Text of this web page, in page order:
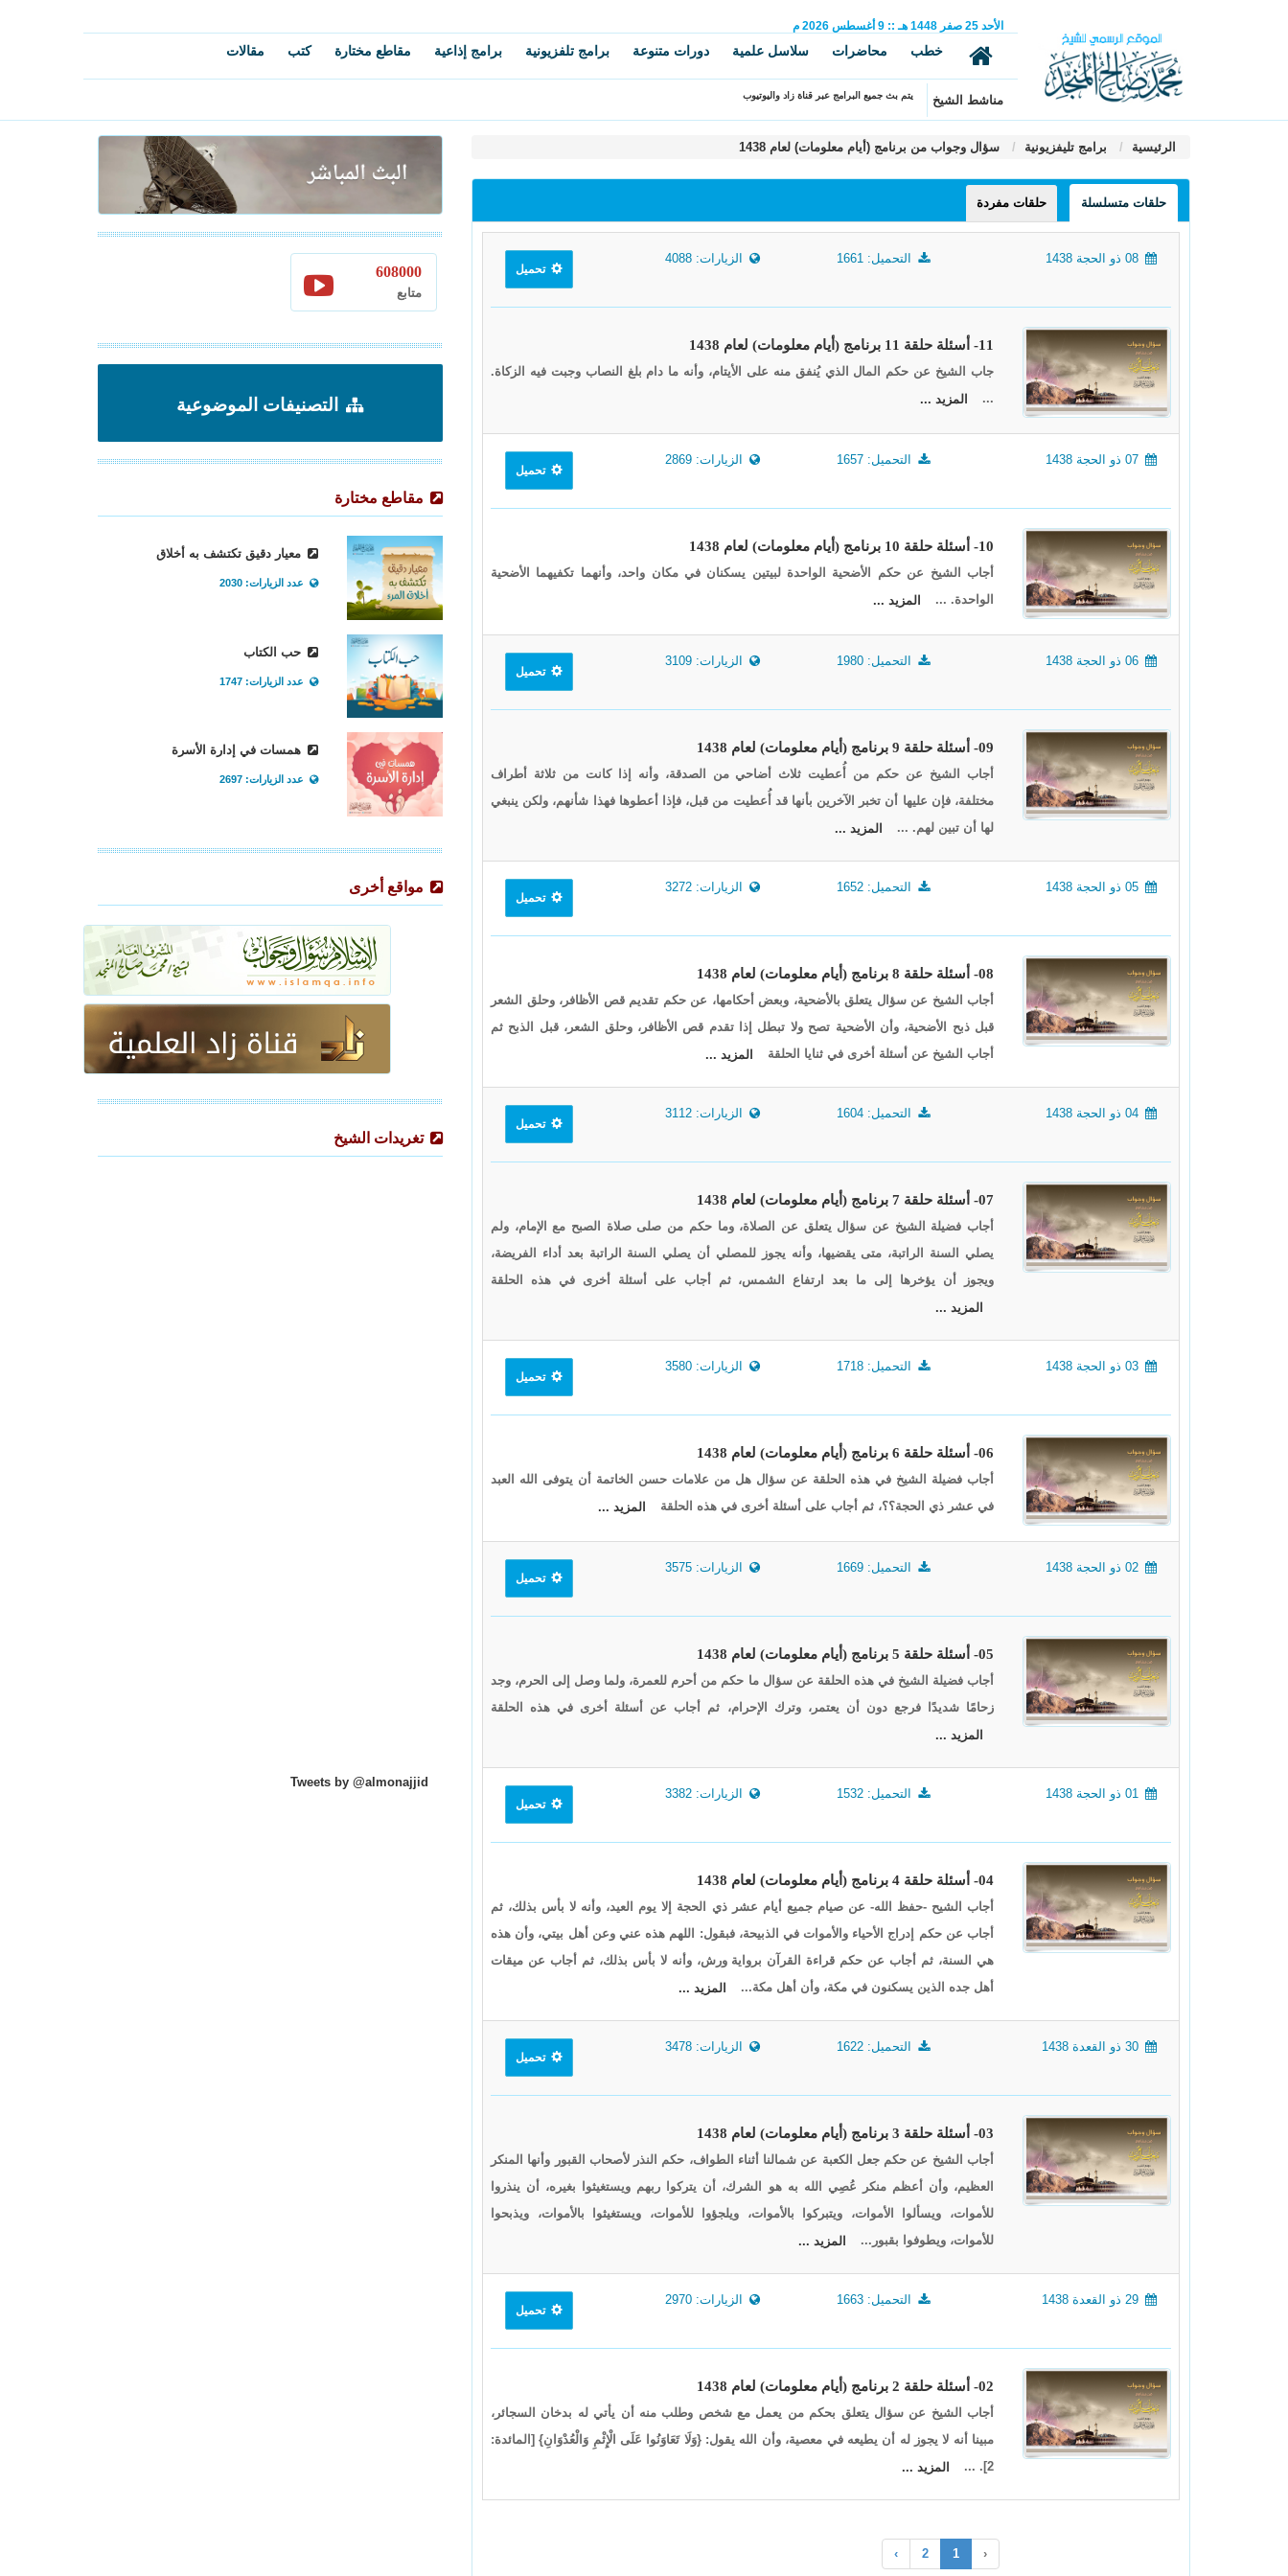
الأحد 25 صفر 1448 هـ ::
9 أغسطس 2026 م
خطب محاضرات سلاسل علمية دورات متنوعة برامج تلفزيونية برامج إذاعية مقاطع مختارة كتب مقالات
مناشط الشيخ يتم بث جميع البرامج عبر قناة زاد واليوتيوب
الرئيسية برامج تليفزيونية سؤال وجواب من برنامج (أيام معلومات) لعام 1438
حلقات متسلسلة حلقات مفردة
التحميل: 1661 الزيارات: 4088
تحميل
11- أسئلة حلقة 11 برنامج (أيام معلومات) لعام 1438
جاب الشيخ عن حكم المال الذي يُنفق منه على الأيتام، وأنه ما دام بلغ النصاب وجبت فيه الزكاة.
...
المزيد ...
التحميل: 1657 الزيارات: 2869
تحميل
10- أسئلة حلقة 10 برنامج (أيام معلومات) لعام 1438
أجاب الشيخ عن حكم الأضحية الواحدة لبيتين يسكنان في مكان واحد، وأنهما تكفيهما الأضحية
الواحدة. ...
المزيد ...
التحميل: 1980 الزيارات: 3109
تحميل
09- أسئلة حلقة 9 برنامج (أيام معلومات) لعام 1438
أجاب الشيخ عن حكم من أُعطيت ثلاث أضاحي من الصدقة، وأنه إذا كانت من ثلاثة أطراف
مختلفة، فإن عليها أن تخبر الآخرين بأنها قد أُعطيت من قبل، فإذا أعطوها فهذا شأنهم، ولكن ينبغي
لها أن تبين لهم. ...
المزيد ...
التحميل: 1652 الزيارات: 3272
تحميل
08- أسئلة حلقة 8 برنامج (أيام معلومات) لعام 1438
أجاب الشيخ عن سؤال يتعلق بالأضحية، وبعض أحكامها، عن حكم تقديم قص الأظافر، وحلق الشعر
قبل ذبح الأضحية، وأن الأضحية تصح ولا تبطل إذا تقدم قص الأظافر، وحلق الشعر، قبل الذبح ثم
أجاب الشيخ عن أسئلة أخرى في ثنايا الحلقة
المزيد ...
التحميل: 1604 الزيارات: 3112
تحميل
07- أسئلة حلقة 7 برنامج (أيام معلومات) لعام 1438
أجاب فضيلة الشيخ عن سؤال يتعلق عن الصلاة، وما حكم من صلى صلاة الصبح مع الإمام، ولم
يصلي السنة الراتبة، متى يقضيها، وأنه يجوز للمصلي أن يصلي السنة الراتبة بعد أداء الفريضة،
ويجوز أن يؤخرها إلى ما بعد ارتفاع الشمس، ثم أجاب على أسئلة أخرى في هذه الحلقة
المزيد ...
التحميل: 1718 الزيارات: 3580
تحميل
06- أسئلة حلقة 6 برنامج (أيام معلومات) لعام 1438
أجاب فضيلة الشيخ في هذه الحلقة عن سؤال هل من علامات حسن الخاتمة أن يتوفى الله العبد
في عشر ذي الحجة؟؟، ثم أجاب على أسئلة أخرى في هذه الحلقة
المزيد ...
التحميل: 1669 الزيارات: 3575
تحميل
05- أسئلة حلقة 5 برنامج (أيام معلومات) لعام 1438
أجاب فضيلة الشيخ في هذه الحلقة عن سؤال ما حكم من أحرم للعمرة، ولما وصل إلى الحرم، وجد
زحامًا شديدًا فرجع دون أن يعتمر، وترك الإحرام، ثم أجاب عن أسئلة أخرى في هذه الحلقة
المزيد ...
التحميل: 1532 الزيارات: 3382
تحميل
04- أسئلة حلقة 4 برنامج (أيام معلومات) لعام 1438
أجاب الشيح -حفظ الله- عن صيام جميع أيام عشر ذي الحجة إلا يوم العيد، وأنه لا بأس بذلك، ثم
أجاب عن حكم إدراج الأحياء والأموات في الذبيحة، فبقول: اللهم هذه عني وعن أهل بيتي، وأن هذه
هي السنة، ثم أجاب عن حكم قراءة القرآن برواية ورش، وأنه لا بأس بذلك، ثم أجاب عن ميقات
أهل جده الذين يسكنون في مكة، وأن أهل مكة...
المزيد ...
التحميل: 1622 الزيارات: 3478
تحميل
03- أسئلة حلقة 3 برنامج (أيام معلومات) لعام 1438
أجاب الشيخ عن حكم جعل الكعبة عن شمالنا أثناء الطواف، حكم النذر لأصحاب القبور وأنها المنكر
العظيم، وأن أعظم منكر عُصِي الله به هو الشرك، أن يتركوا ربهم ويستغيثوا بغيره، أن ينذروا
للأموات، ويسألوا الأموات، ويتبركوا بالأموات، ويلجؤوا للأموات، ويستغيثوا بالأموات، ويذبحوا
للأموات، ويطوفوا بقبور...
المزيد ...
التحميل: 1663 الزيارات: 2970
تحميل
02- أسئلة حلقة 2 برنامج (أيام معلومات) لعام 1438
أجاب الشيخ عن سؤال يتعلق بحكم من يعمل مع شخص وطلب منه أن يأتي له بدخان السجائر،
مبينا أنه لا يجوز له أن يطيعه في معصية، وأن الله يقول: {وَلَا تَعَاوَنُوا عَلَى الْإِثْمِ وَالْعُدْوَانِ} [المائدة:
2]. ...
المزيد ...
‹
1
2
›
608000
متابع
التصنيفات الموضوعية
مقاطع مختارة
معيار دقيق تكتشف به أخلاق
عدد الزيارات: 2030
حب الكتاب
عدد الزيارات: 1747
همسات في إدارة الأسرة
عدد الزيارات: 2697
مواقع أخرى
تغريدات الشيخ
Tweets by @almonajjid